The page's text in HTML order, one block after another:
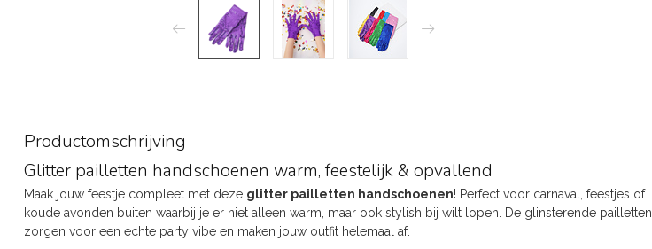
Productomschrijving
Glitter pailletten handschoenen warm, feestelijk & opvallend
Maak jouw feestje compleet met deze glitter pailletten handschoenen! Perfect voor carnaval, feestjes of
koude avonden buiten waarbij je er niet alleen warm, maar ook stylish bij wilt lopen. De glinsterende pailletten
zorgen voor een echte party vibe en maken jouw outfit helemaal af.